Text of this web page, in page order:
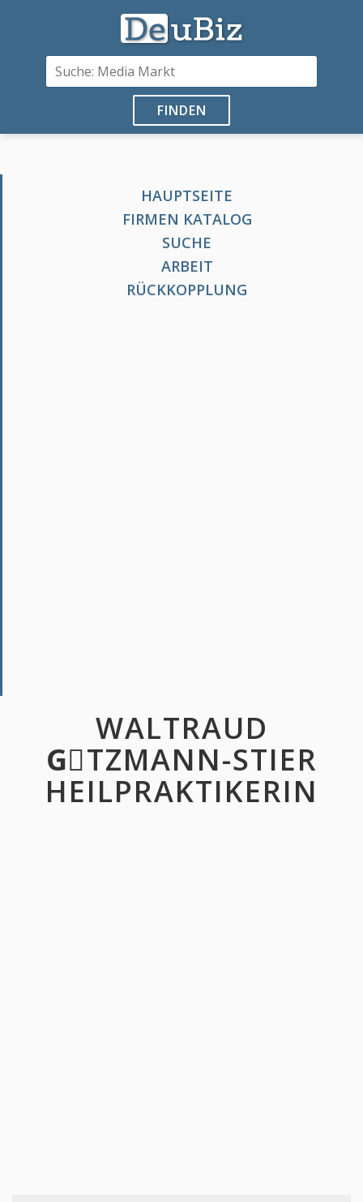
FINDEN
HAUPTSEITE
FIRMEN KATALOG
SUCHE
ARBEIT
RÜCKKOPPLUNG
WALTRAUD
GِTZMANN-STIER
HEILPRAKTIKERIN